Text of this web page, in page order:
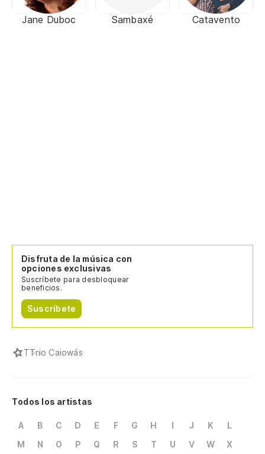
Jane Duboc Sambaxé Catavento
Disfruta de la música con
opciones exclusivas
Suscríbete para desbloquear
beneficios.
Suscríbete
TTrio Caiowás
Todos los artistas
A B C D E F G H I J K
L
M
N O P Q R S T U V W
X